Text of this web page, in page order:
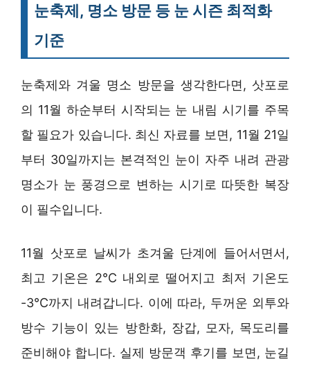
눈축제, 명소 방문 등 눈 시즌 최적화
기준
눈축제와 겨울 명소 방문을 생각한다면, 삿포로
의 11월 하순부터 시작되는 눈 내림 시기를 주목
할 필요가 있습니다. 최신 자료를 보면, 11월 21일
부터 30일까지는 본격적인 눈이 자주 내려 관광
명소가 눈 풍경으로 변하는 시기로 따뜻한 복장
이 필수입니다.
11월 삿포로 날씨가 초겨울 단계에 들어서면서,
최고 기온은 2°C 내외로 떨어지고 최저 기온도
-3°C까지 내려갑니다. 이에 따라, 두꺼운 외투와
방수 기능이 있는 방한화, 장갑, 모자, 목도리를
준비해야 합니다. 실제 방문객 후기를 보면, 눈길